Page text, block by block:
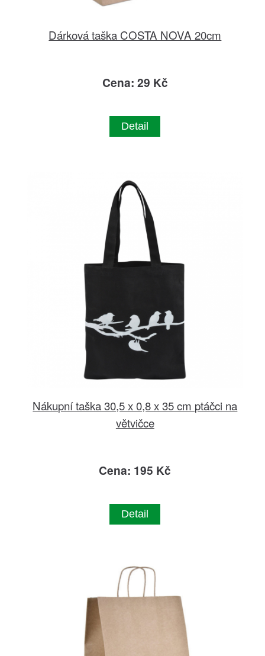
Dárková taška COSTA NOVA 20cm
Cena: 29 Kč
Detail
Nákupní taška 30,5 x 0,8 x 35 cm ptáčci na
větvičce
Cena: 195 Kč
Detail